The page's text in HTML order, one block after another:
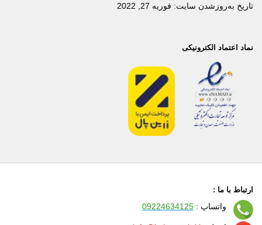
تاریخ به‌روزشدن سایت: فوریه 27, 2022
نماد اعتماد الکترونیکی
ارتباط با ما :
واتساپ : 09224634125